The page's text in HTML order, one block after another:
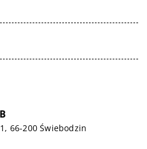
66-200 Świebodzin